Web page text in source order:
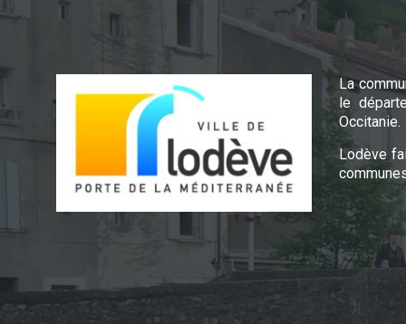
La
le
Occitanie.
Lodève